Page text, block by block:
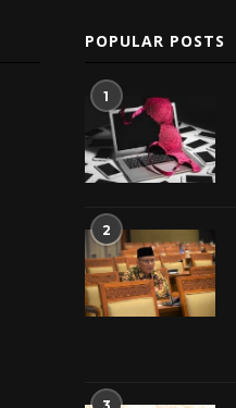
POPULAR POSTS
1
2